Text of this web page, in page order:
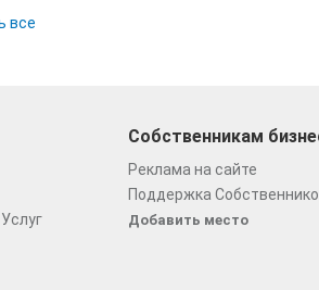
все
Собственникам
Реклама на сайте
Поддержка
Добавить место